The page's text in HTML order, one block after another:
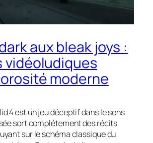
aux bleak joys :
vidéoludiques
moderne
4 est un jeu déceptif dans le sens
sort complétement des récits
sur le schéma classique du